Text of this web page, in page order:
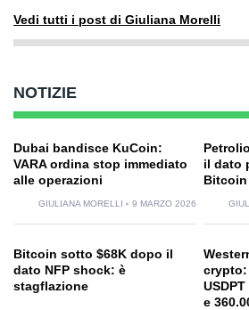
Vedi tutti i post di Giuliana Morelli
NOTIZIE
Dubai bandisce KuCoin:
VARA ordina stop immediato
alle operazioni
GIULIANA MORELLI 9 MARZO 2026
il dato
Bitcoin
Bitcoin sotto $68K dopo il
dato NFP shock: è
stagflazione
crypto:
e